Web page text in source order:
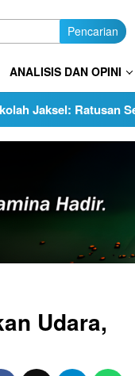
Pencarian
ANALISIS DAN OPINI
Ratusan Senjata,
Udara,